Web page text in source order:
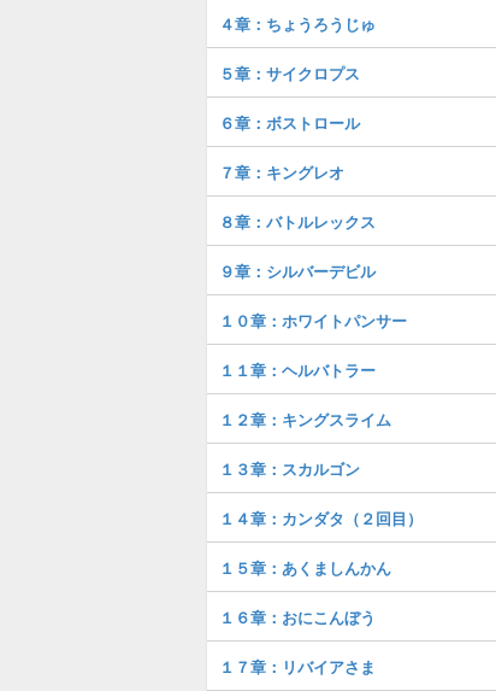
４章：ちょうろうじゅ
５章：サイクロプス
６章：ボストロール
７章：キングレオ
８章：バトルレックス
９章：シルバーデビル
１０章：ホワイトパンサー
１１章：ヘルバトラー
１２章：キングスライム
１３章：スカルゴン
１４章：カンダタ（２回目）
１５章：あくましんかん
１６章：おにこんぼう
１７章：リバイアさま